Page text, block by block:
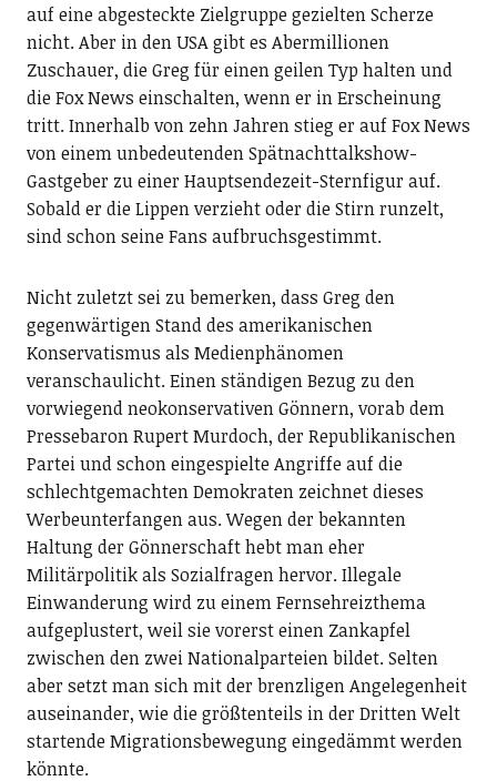
auf eine abgesteckte Zielgruppe gezielten Scherze
nicht. Aber in den USA gibt es Abermillionen
Zuschauer, die Greg für einen geilen Typ halten und
die Fox News einschalten, wenn er in Erscheinung
tritt. Innerhalb von zehn Jahren stieg er auf Fox News
von einem unbedeutenden Spätnachttalkshow-
Gastgeber zu einer Hauptsendezeit-Sternfigur auf.
Sobald er die Lippen verzieht oder die Stirn runzelt,
sind schon seine Fans aufbruchsgestimmt.
Nicht zuletzt sei zu bemerken, dass Greg den
gegenwärtigen Stand des amerikanischen
Konservatismus als Medienphänomen
veranschaulicht. Einen ständigen Bezug zu den
vorwiegend neokonservativen Gönnern, vorab dem
Pressebaron Rupert Murdoch, der Republikanischen
Partei und schon eingespielte Angriffe auf die
schlechtgemachten Demokraten zeichnet dieses
Werbeunterfangen aus. Wegen der bekannten
Haltung der Gönnerschaft hebt man eher
Militärpolitik als Sozialfragen hervor. Illegale
Einwanderung wird zu einem Fernsehreizthema
aufgeplustert, weil sie vorerst einen Zankapfel
zwischen den zwei Nationalparteien bildet. Selten
aber setzt man sich mit der brenzligen Angelegenheit
auseinander, wie die größtenteils in der Dritten Welt
startende Migrationsbewegung eingedämmt werden
könnte.